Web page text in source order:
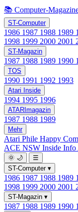
📚 Computer-
ST-Computer
1986 1987 1988 1989
1998 1999 2000 2001
ST-Magazin
1987 1988 1989 1990
TOS
1990 1991 1992 1993
Atari Inside
1994 1995 1996
ATARImagazin
1987 1988 1989
Mehr
Atari Phile Happy
ACE NSW Inside Info
🌞 🌙
☰
ST-Computer ▾
1986 1987 1988 1989
1998 1999 2000 2001
ST-Magazin ▾
1987 1988 1989 1990